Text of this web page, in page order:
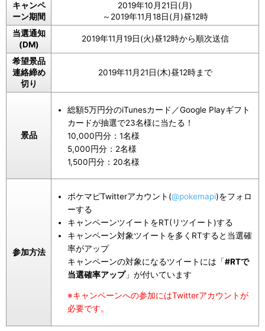
キャンペ
ーン期間
2019年10月21日(月)
～2019年11月18日(月)昼12時
当選通知
(DM)
2019年11月19日(火)昼12時から順次送信
希望景品
連絡締め
切り
2019年11月21日(木)昼12時まで
景品
総額5万円分のiTunesカード／Google Playギフト
カードが抽選で23名様に当たる！
10,000円分：1名様
5,000円分：2名様
1,500円分：20名様
参加方法
ポケマピTwitterアカウント(@pokemapi)をフォロ
ーする
キャンペーンツイートをRT(リツイート)する
キャンペーン対象ツイートを多くRTすると当選確
率がアップ
キャンペーンの対象になるツイートには「#RTで
当選確率アップ」が付いています
※キャンペーンへの参加にはTwitterアカウントが
必要です。